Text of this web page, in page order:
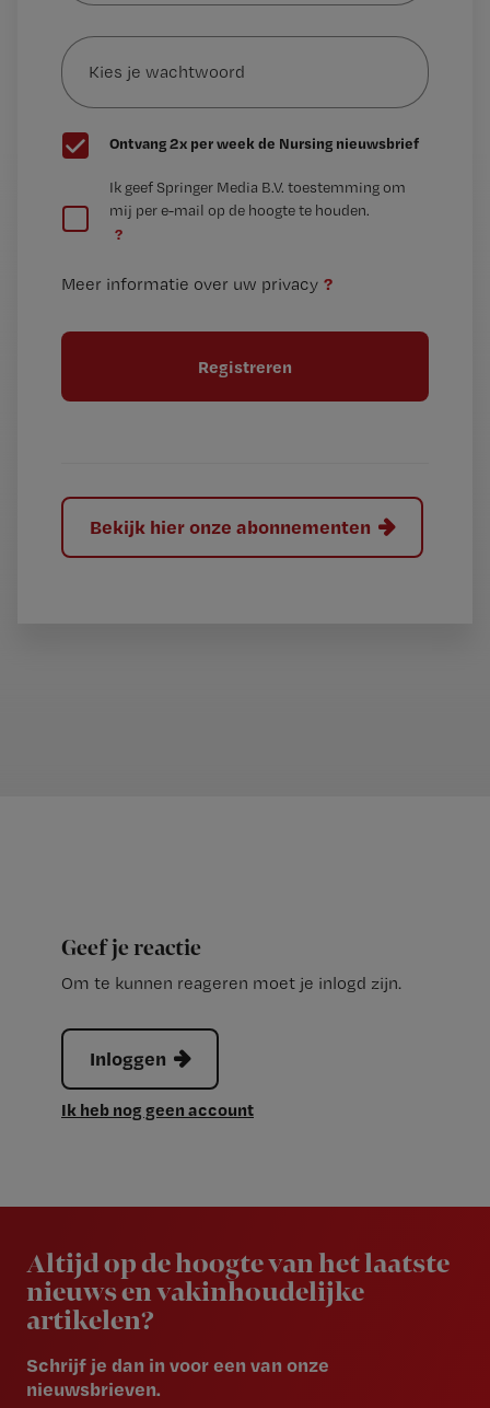
mailadres?
Kies
je
wachtwoord
G
e
t
Ontvang 2x per week de Nursing nieuwsbrief
e
t
l
Ik geef Springer Media B.V. toestemming om
mij per e-mail op de hoogte te houden.
?
Meer informatie over uw privacy ?
Bekijk hier onze abonnementen
Geef je reactie
Om te kunnen reageren moet je inlogd zijn.
Inloggen
Ik heb nog geen account
Altijd op de hoogte van het laatste
nieuws en vakinhoudelijke
artikelen?
Schrijf je dan in voor een van onze
nieuwsbrieven.